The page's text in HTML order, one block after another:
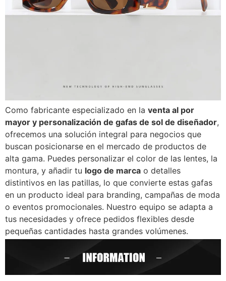
Como fabricante especializado en la venta al por
mayor y personalización de gafas de sol de diseñador,
ofrecemos una solución integral para negocios que
buscan posicionarse en el mercado de productos de
alta gama. Puedes personalizar el color de las lentes, la
montura, y añadir tu logo de marca o detalles
distintivos en las patillas, lo que convierte estas gafas
en un producto ideal para branding, campañas de moda
o eventos promocionales. Nuestro equipo se adapta a
tus necesidades y ofrece pedidos flexibles desde
pequeñas cantidades hasta grandes volúmenes.